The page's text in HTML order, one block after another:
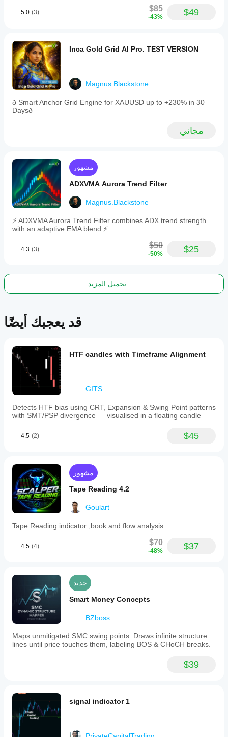
or
to
reduce
false
signals,
and
review
trade
outcomes
This
tool
converts
discretionary
breakout
ideas
into
rules-
based,
workflow
various
ملف تعريف المؤشر
5.0 (3) $85
-43% $49
Inca Gold Grid AI Pro. TEST VERSION
Magnus.Blackstone
ð Smart Anchor Grid Engine for XAUUSD up to +230% in 30
Daysð
مجاني
مشهور
ADXVMA Aurora Trend Filter
Magnus.Blackstone
⚡ ADXVMA Aurora Trend Filter combines ADX trend strength
with an adaptive EMA blend ⚡
4.3 (3) $50
-50% $25
تحميل المزيد
قد يعجبك أيضًا
HTF candles with Timeframe Alignment
GITS
Detects HTF bias using CRT, Expansion & Swing Point patterns
with SMT/PSP divergence — visualised in a floating candle
4.5 (2) $45
مشهور
Tape Reading 4.2
Goulart
Tape Reading indicator ,book and flow analysis
4.5 (4) $70
-48% $37
جديد
Smart Money Concepts
BZboss
Maps unmitigated SMC swing points. Draws infinite structure
lines until price touches them, labeling BOS & CHoCH breaks.
$39
signal indicator 1